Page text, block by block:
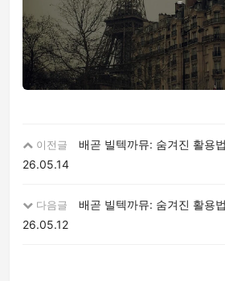
이전글
배곧 빌텍까뮤: 숨겨진 활용
26.05.14
다음글
배곧 빌텍까뮤: 숨겨진 활용
26.05.12